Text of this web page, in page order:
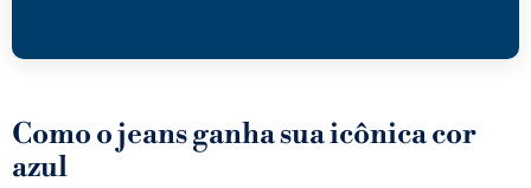
Como o jeans ganha sua icônica cor
azul